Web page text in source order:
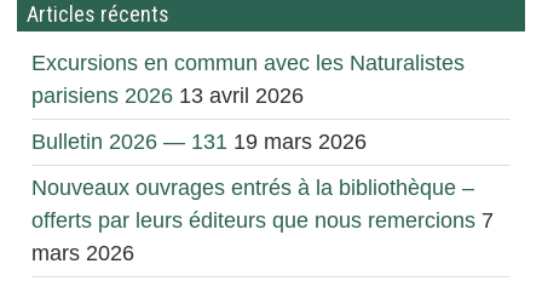
Articles récents
Excursions en commun avec les Naturalistes
parisiens 2026 13 avril 2026
Bulletin 2026 — 131 19 mars 2026
Nouveaux ouvrages entrés à la bibliothèque –
offerts par leurs éditeurs que nous remercions 7
mars 2026